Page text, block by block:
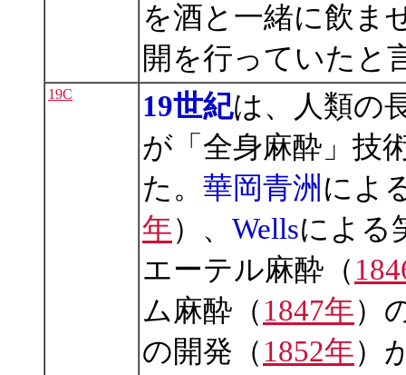
を酒と一緒に飲ま
開を行っていた
19C 19世紀は、人類の
が「全身麻酔」技
た。 華岡青洲 によ
年）、 Wellsによる
エーテル麻酔（
ム麻酔（ 1847年）
の開発（ 1852年）